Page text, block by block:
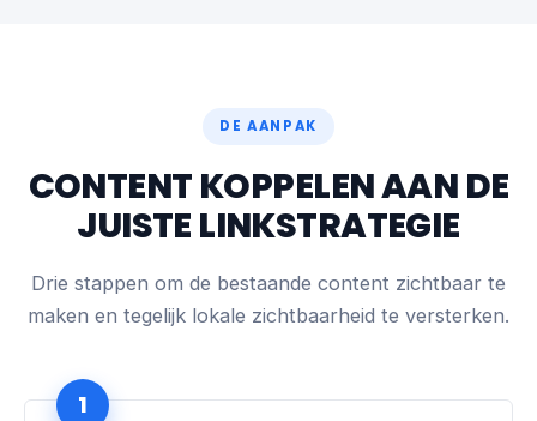
DE AANPAK
CONTENT KOPPELEN AAN DE
JUISTE LINKSTRATEGIE
Drie stappen om de bestaande content zichtbaar te
maken en tegelijk lokale zichtbaarheid te versterken.
1